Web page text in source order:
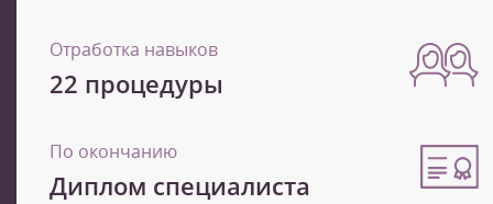
Отработка навыков
22 процедуры
По окончанию
Диплом специалиста